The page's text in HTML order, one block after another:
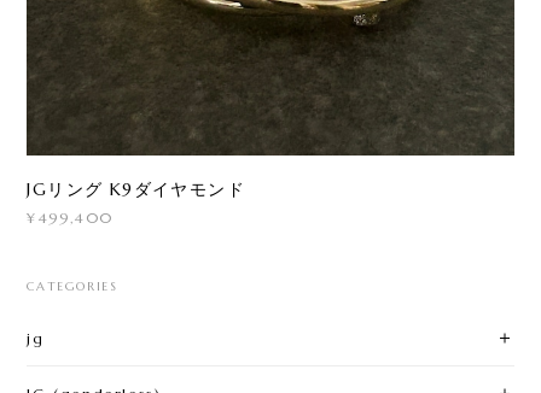
JGリング K9ダイヤモンド
¥499,400
CATEGORIES
jg